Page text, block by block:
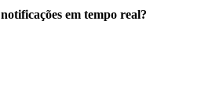
notificações em tempo real?